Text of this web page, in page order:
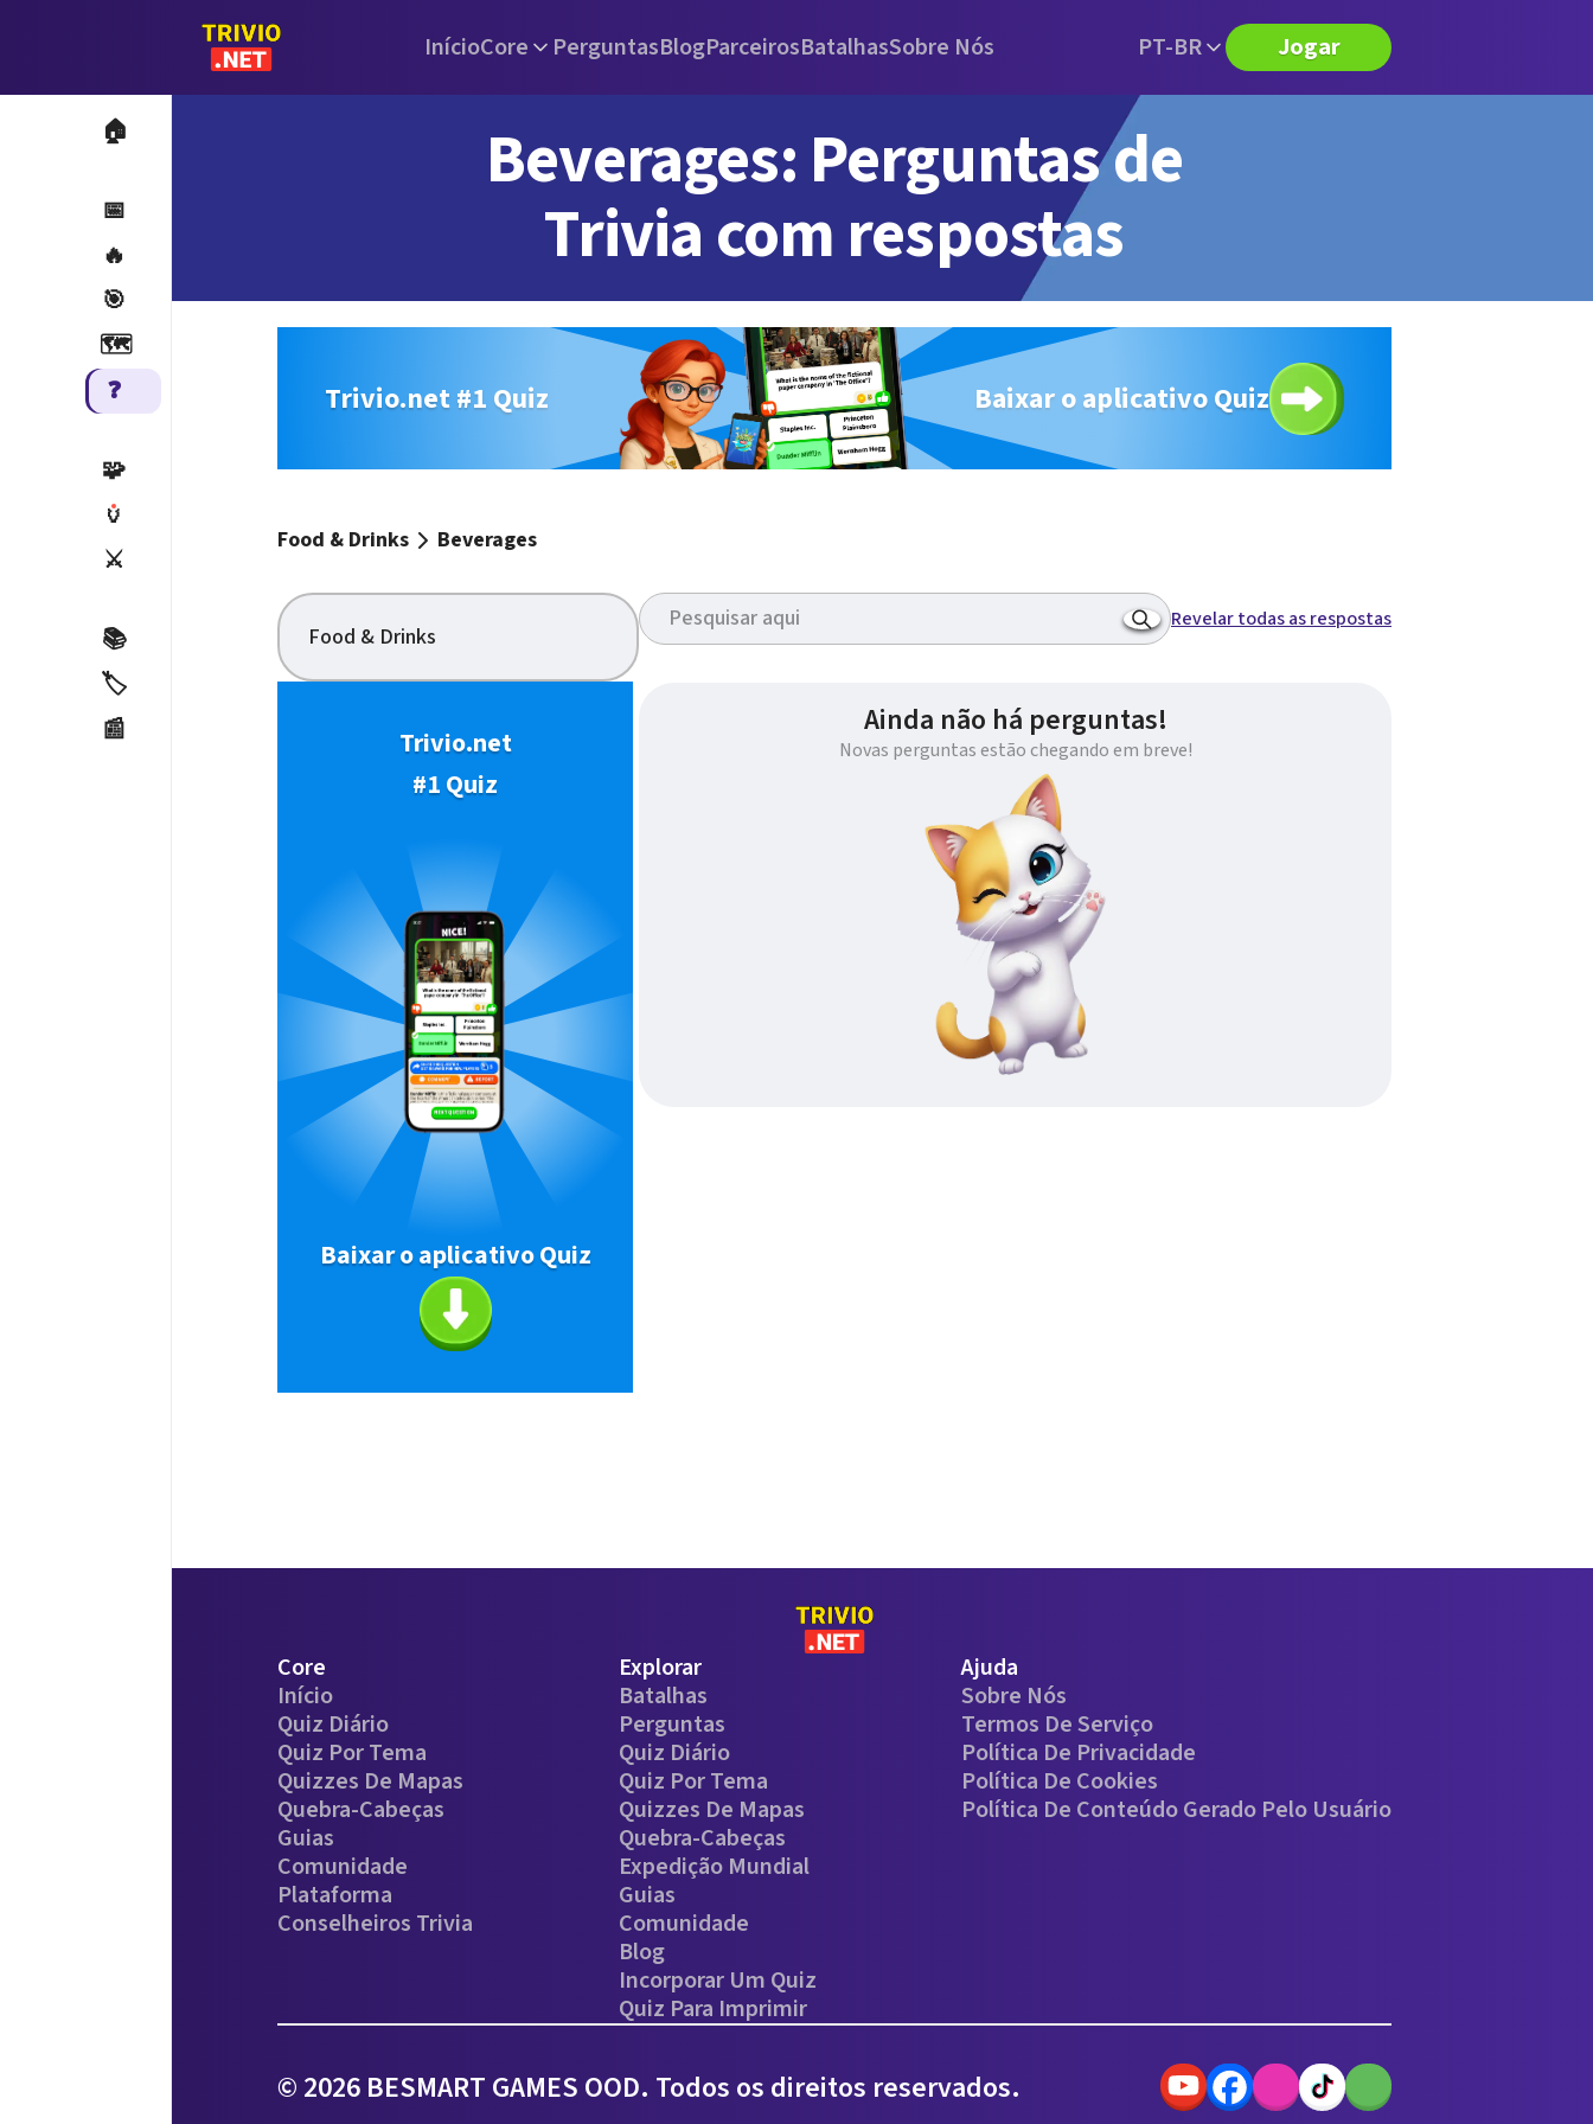
InícioCore PerguntasBlogParceirosBatalhasSobre Nós PT-BR Jogar
🏠
📅
🔥
🎯
🗺️
❓
🧩
🏺
⚔️
📚
🏷️
📰
Beverages: Perguntas de
Trivia com respostas
Trivio.net #1 Quiz Baixar o aplicativo Quiz
Food & Drinks Beverages
Food & Drinks
Trivio.net
#1 Quiz
Baixar o aplicativo Quiz
Revelar todas as respostas
Ainda não há perguntas!
Novas perguntas estão chegando em breve!
Core
Início
Quiz Diário
Quiz Por Tema
Quizzes De Mapas
Quebra-Cabeças
Guias
Comunidade
Plataforma
Conselheiros Trivia
Explorar
Batalhas
Perguntas
Quiz Diário
Quiz Por Tema
Quizzes De Mapas
Quebra-Cabeças
Expedição Mundial
Guias
Comunidade
Blog
Incorporar Um Quiz
Quiz Para Imprimir
Ajuda
Sobre Nós
Termos De Serviço
Política De Privacidade
Política De Cookies
Política De Conteúdo Gerado Pelo Usuário
© 2026 BESMART GAMES OOD. Todos os direitos reservados.